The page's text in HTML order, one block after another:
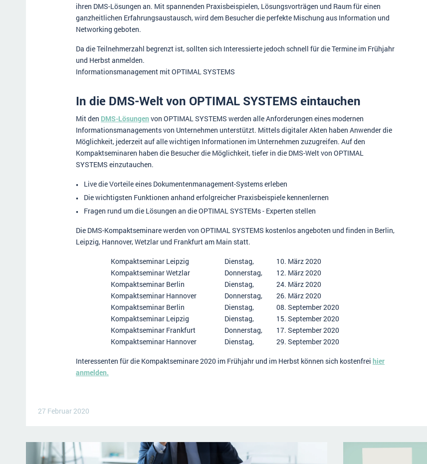
ihren DMS-Lösungen an. Mit spannenden Praxisbeispielen, Lösungsvorträgen und Raum für einen
ganzheitlichen Erfahrungsaustausch, wird dem Besucher die perfekte Mischung aus Information und
Networking geboten.
Da die Teilnehmerzahl begrenzt ist, sollten sich Interessierte jedoch schnell für die Termine im Frühjahr
und Herbst anmelden.
Informationsmanagement mit OPTIMAL SYSTEMS
In die DMS-Welt von OPTIMAL SYSTEMS eintauchen
Mit den DMS-Lösungen von OPTIMAL SYSTEMS werden alle Anforderungen eines modernen
Informationsmanagements von Unternehmen unterstützt. Mittels digitaler Akten haben Anwender die
Möglichkeit, jederzeit auf alle wichtigen Informationen im Unternehmen zuzugreifen. Auf den
Kompaktseminaren haben die Besucher die Möglichkeit, tiefer in die DMS-Welt von OPTIMAL
SYSTEMS einzutauchen.
Live die Vorteile eines Dokumentenmanagement-Systems erleben
Die wichtigsten Funktionen anhand erfolgreicher Praxisbeispiele kennenlernen
Fragen rund um die Lösungen an die OPTIMAL SYSTEMs - Experten stellen
Die DMS-Kompaktseminare werden von OPTIMAL SYSTEMS kostenlos angeboten und finden in Berlin,
Leipzig, Hannover, Wetzlar und Frankfurt am Main statt.
Kompaktseminar Leipzig Dienstag,
10. März 2020
Kompaktseminar Wetzlar
Donnerstag,
12. März 2020
Kompaktseminar Berlin
Dienstag,
24. März 2020
Kompaktseminar Hannover
Donnerstag,
26. März 2020
Kompaktseminar Berlin
Dienstag,
08. September 2020
Kompaktseminar Leipzig
Dienstag,
15. September 2020
Kompaktseminar Frankfurt
Donnerstag,
17. September 2020
Kompaktseminar Hannover
Dienstag, 29. September 2020
Interessenten für die Kompaktseminare 2020 im Frühjahr und im Herbst können sich kostenfrei hier
anmelden.
27 Februar 2020